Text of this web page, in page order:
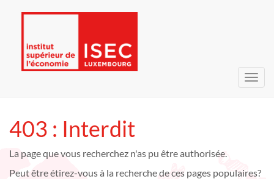
403 : Interdit
La page que vous recherchez n'as pu être authorisée.
Peut être étirez-vous à la recherche de ces pages populaires?